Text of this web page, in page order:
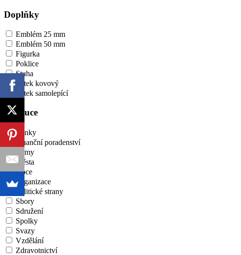
Doplňky
Emblém 25 mm
Emblém 50 mm
Figurka
Poklice
Stuha
Štítek kovový
Štítek samolepící
Instituce
Banky
Finanční poradenství
Firmy
Města
Obce
Organizace
Politické strany
Sbory
Sdružení
Spolky
Svazy
Vzdělání
Zdravotnictví